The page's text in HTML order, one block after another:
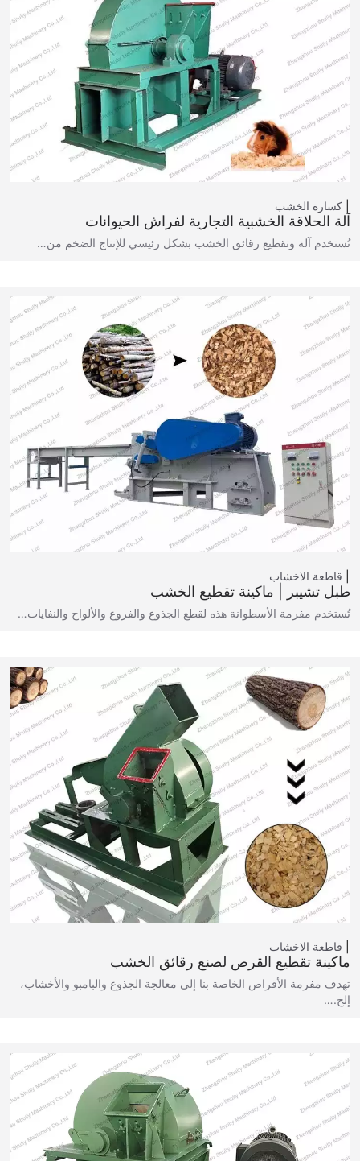
كسارة الخشب
آلة الحلاقة الخشبية التجارية لفراش الحيوانات
تُستخدم آلة وتقطيع رقائق الخشب بشكل رئيسي للإنتاج الضخم من…
قاطعة الاخشاب
طبل تشيبر | ماكينة تقطيع الخشب
تُستخدم مفرمة الأسطوانة هذه لقطع الجذوع والفروع والألواح والنفايات…
قاطعة الاخشاب
ماكينة تقطيع القرص لصنع رقائق الخشب
تهدف مفرمة الأقراص الخاصة بنا إلى معالجة الجذوع والبامبو والأخشاب،
إلخ.…